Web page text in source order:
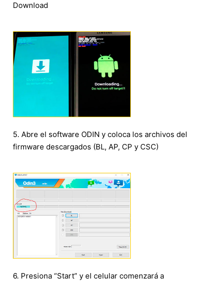
Download
5. Abre el software ODIN y coloca los archivos del
firmware descargados (BL, AP, CP y CSC)
6. Presiona “Start” y el celular comenzará a